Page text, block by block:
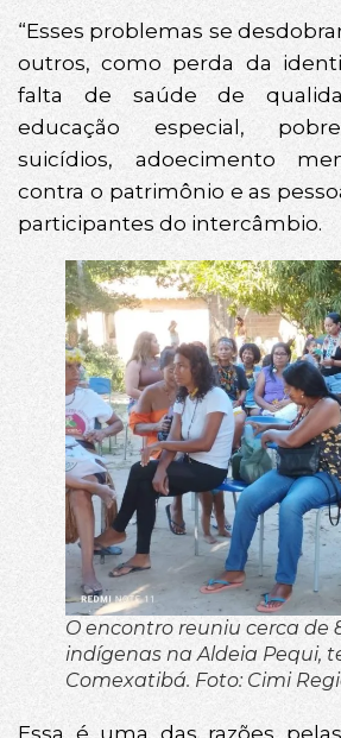
“Esses problemas se
outros, como perda da
falta de saúde de
educação especial,
suicídios, adoecimento
contra o patrimônio e as
participantes do intercâmbio.
O encontro reuniu cerca de
indígenas na Aldeia Pequi,
Comexatibá. Foto: Cimi